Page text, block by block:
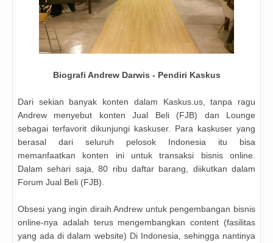
Biografi Andrew Darwis - Pendiri Kaskus
Dari sekian banyak konten dalam Kaskus.us, tanpa ragu
Andrew menyebut konten Jual Beli (FJB) dan Lounge
sebagai terfavorit dikunjungi kaskuser. Para kaskuser yang
berasal dari seluruh pelosok Indonesia itu bisa
memanfaatkan konten ini untuk transaksi bisnis online.
Dalam sehari saja, 80 ribu daftar barang, diikutkan dalam
Forum Jual Beli (FJB).
Obsesi yang ingin diraih Andrew untuk pengembangan bisnis
online-nya adalah terus mengembangkan content (fasilitas
yang ada di dalam website) Di Indonesia, sehingga nantinya